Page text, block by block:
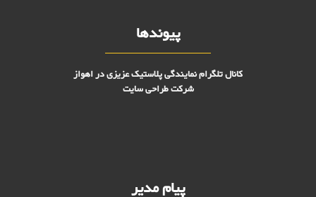
پیوندها
کانال تلگرام نمایندگی پلاستیک عزیزی در اهواز
شرکت طراحی سایت
پیام مدیر